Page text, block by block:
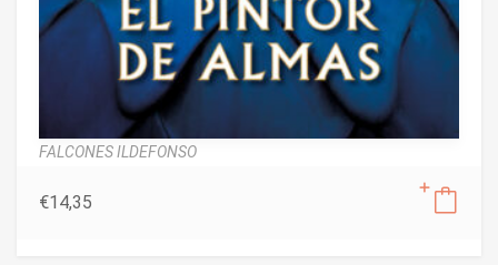
FALCONES ILDEFONSO
€14,35